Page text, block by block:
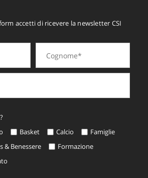
accetti di ricevere la newsletter CSI
Basket Calcio
Famiglie
& Benessere
Formazione